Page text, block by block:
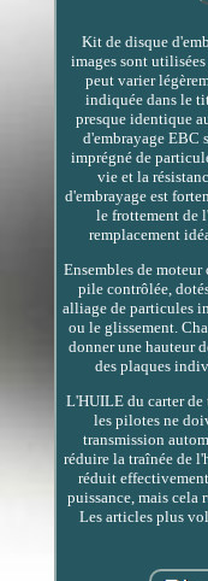
Kit de disque
images sont
peut varier
indiquée dans le
presque identique
d'embrayage EBC
imprégné de
vie et la
d'embrayage est
le frottement de
remplacement
Ensembles de
pile contrôlée,
alliage de particules
ou le glissement.
donner une hauteur
des plaques
L'HUILE du carter de
les pilotes ne
transmission
réduire la traînée de
réduit
puissance, mais cela
Les articles plus